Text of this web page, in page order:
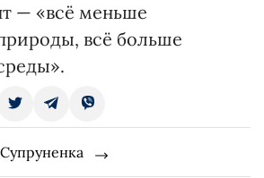
— «всё меньше
всё больше